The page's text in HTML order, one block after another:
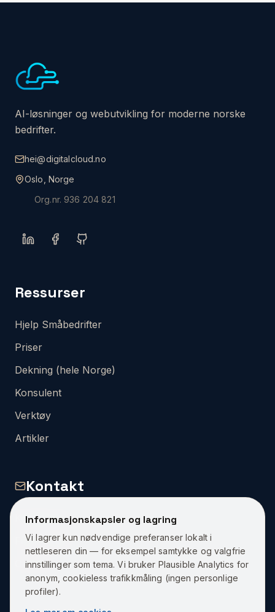
AI-løsninger og webutvikling for moderne norske
bedrifter.
hei@digitalcloud.no
Oslo, Norge
Org.nr.936 204 821
Ressurser
Hjelp Småbedrifter
Priser
Dekning (hele Norge)
Konsulent
Verktøy
Artikler
Kontakt
Kontakt Oss
Få et Tilbud
Om Oss
Informasjonskapsler og lagring
Vi lagrer kun nødvendige preferanser lokalt i
nettleseren din — for eksempel samtykke og valgfrie
innstillinger som tema. Vi bruker Plausible Analytics for
anonym, cookieless trafikkmåling (ingen personlige
profiler).